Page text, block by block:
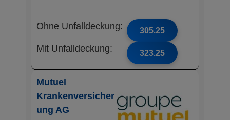
Ohne Unfalldeckung: 305.25
Mit Unfalldeckung: 323.25
Mutuel
Krankenversicher
ung AG